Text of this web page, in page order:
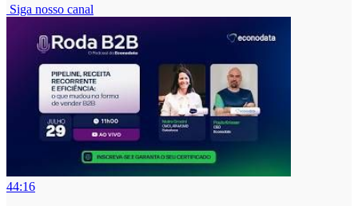
Siga nosso canal
44:16